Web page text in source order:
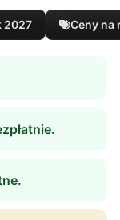
2027 Ceny na